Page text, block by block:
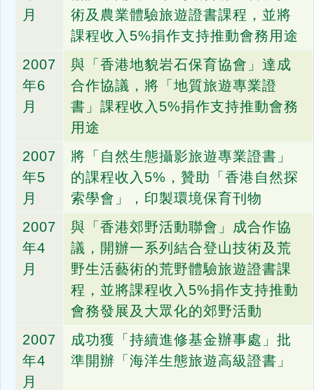
月
術及農業體驗旅遊證書課程，並將
課程收入5%捐作支持推動會務用途
2007
年6
月
與「香港地貌岩石保育協會」達成
合作協議，將「地質旅遊專業證
書」課程收入5%捐作支持推動會務
用途
2007
年5
月
將「自然生態攝影旅遊專業證書」
的課程收入5%，贊助「香港自然探
索學會」，印製環境保育刊物
2007
年4
月
與「香港郊野活動聯會」成合作協
議，開辦一系列結合登山技術及荒
野生活藝術的荒野體驗旅遊證書課
程，並將課程收入5%捐作支持推動
會務發展及大眾化的郊野活動
2007
年4
月
成功獲「持續進修基金辦事處」批
準開辦「海洋生態旅遊高級證書」